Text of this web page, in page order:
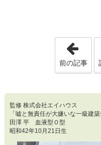
前の記事
監修 株式会社エイハウス
「嘘と無責任が大嫌いな一級建築
田澤 平 血液型Ｏ型
昭和42年10月21日生